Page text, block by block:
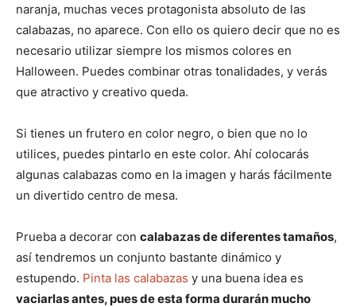
naranja, muchas veces protagonista absoluto de las
calabazas, no aparece. Con ello os quiero decir que no es
necesario utilizar siempre los mismos colores en
Halloween. Puedes combinar otras tonalidades, y verás
que atractivo y creativo queda.
Si tienes un frutero en color negro, o bien que no lo
utilices, puedes pintarlo en este color. Ahí colocarás
algunas calabazas como en la imagen y harás fácilmente
un divertido centro de mesa.
Prueba a decorar con calabazas de diferentes tamaños,
así tendremos un conjunto bastante dinámico y
estupendo. Pinta las calabazas y una buena idea es
vaciarlas antes, pues de esta forma durarán mucho